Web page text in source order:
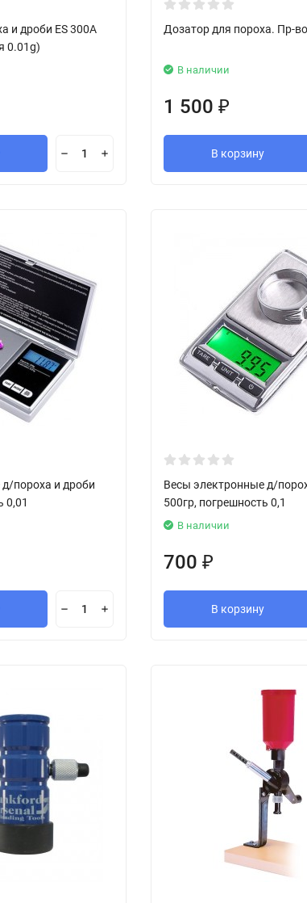
и дроби ES 300A
0.01g)
Дозатор для пороха. Пр-
В наличии
1 500 ₽
В корзину
пороха и дроби
0,01
Весы электронные д/
500гр, погрешность 0,1
В наличии
700 ₽
В корзину